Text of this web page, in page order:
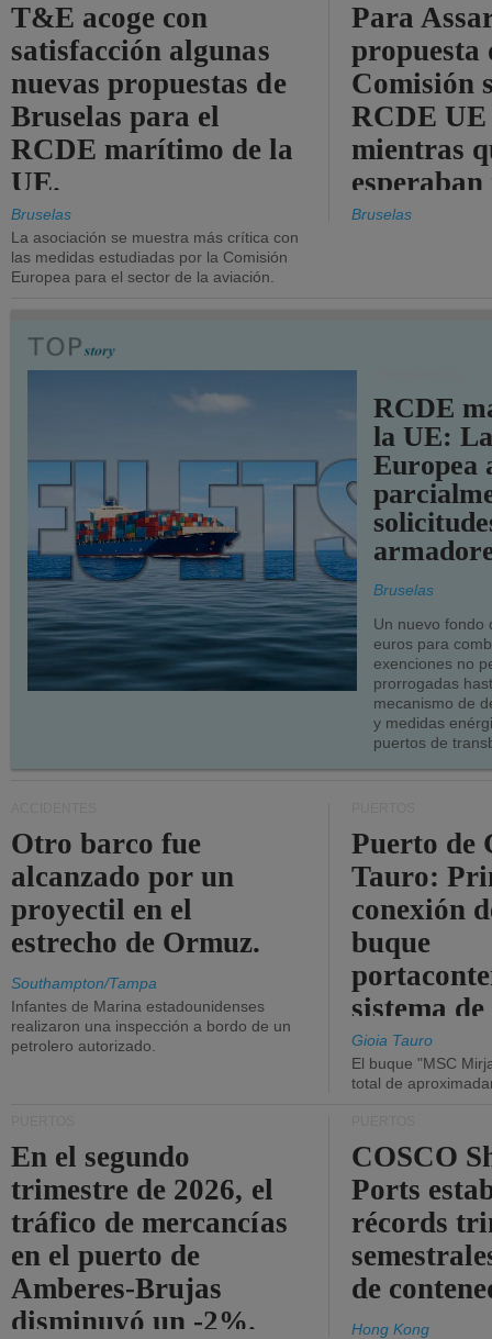
T&E acoge con
satisfacción algunas
nuevas propuestas de
Bruselas para el
RCDE marítimo de la
UE.
Bruselas
La asociación se muestra más crítica con
las medidas estudiadas por la Comisión
Europea para el sector de la aviación.
Para
propuesta
Comisión
RCDE
mientras
más
Bruselas
RCDE
la UE:
Europea
Bruselas
Un nuevo fondo
euros para
exenciones no
prorrogadas
mecanismo de
y medidas
puertos de
Otro barco fue
alcanzado por un
proyectil en el
estrecho de Ormuz.
Southampton/Tampa
Infantes de Marina estadounidenses
realizaron una inspección a bordo de un
petrolero autorizado.
Puerto de
Tauro:
conexión
buque
sistema
la red
Gioia Tauro
El buque "MSC
total de
En el segundo
trimestre de 2026, el
tráfico de mercancías
en el puerto de
Amberes-Brujas
disminuyó un -2%.
COSCO
Ports
récords
de
Hong Kong